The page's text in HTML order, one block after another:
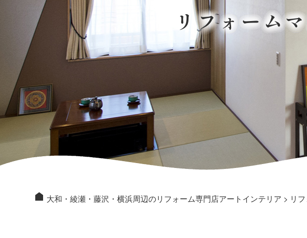
リフォーム
大和・綾瀬・藤沢・横浜周辺のリフォーム専門店アートインテリア > リ